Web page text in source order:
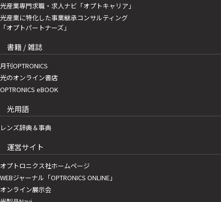
光産業専門求職・求人ナビ「オプトキャリア」
光産業に特化した事業継承コンサルティング
「オプトパートナーズ」
書籍 / 雑誌
月刊OPTRONICS
光のオンライン書店
OPTRONICS eBOOK
光用語
レンズ辞典＆事典
運営サイト
オプトロニクス社ホームページ
WEBジャーナル「OPTRONICS ONLINE」
オンライン展示会